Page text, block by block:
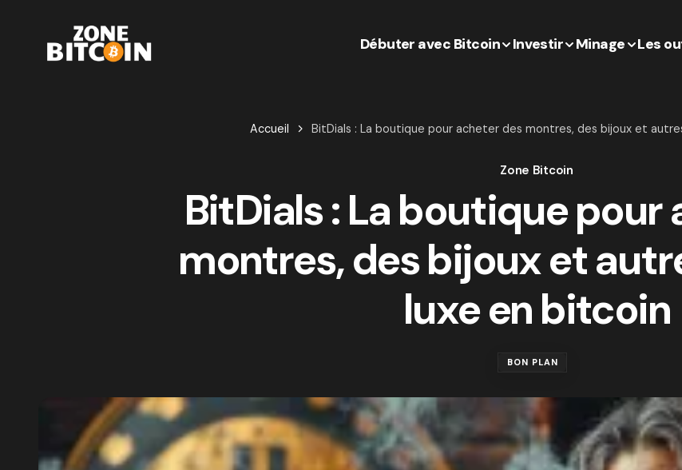
Débuter avec Bitcoin Investir Minage Les
Accueil BitDials : La boutique pour acheter des montres, des bijoux et
Zone Bitcoin
BitDials : La boutique pour
montres, des bijoux et
luxe en bitcoin
BON PLAN